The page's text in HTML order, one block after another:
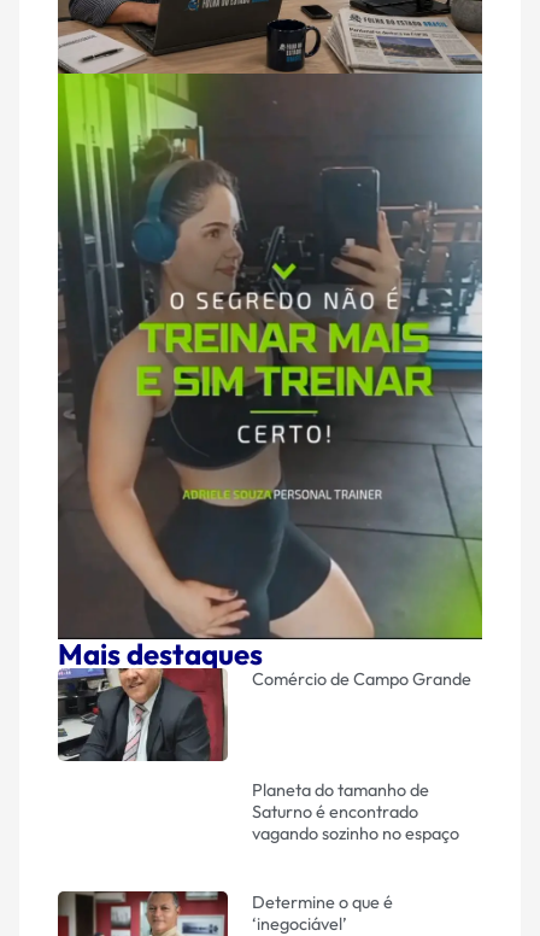
Mais destaques
Comércio de Campo Grande
Planeta do tamanho de
Saturno é encontrado
vagando sozinho no espaço
Determine o que é
‘inegociável’